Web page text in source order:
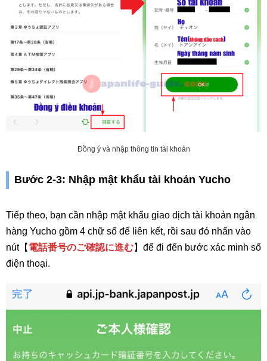
Đồng ý và nhập thông tin tài khoản
Bước 2-3: Nhập mật khẩu tài khoản Yucho
Tiếp theo, bạn cần nhập mật khẩu giao dịch tài khoản ngân
hàng Yucho gồm 4 chữ số để liên kết, rồi sau đó nhấn vào
nút【 電話番号のご確認に進む】để đi đến bước xác minh số
điện thoại.